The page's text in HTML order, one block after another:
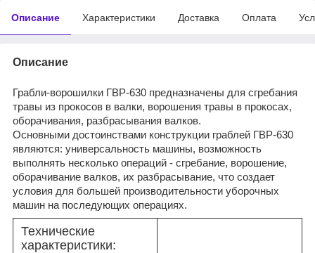
Описание Характеристики Доставка Оплата
Описание
Грабли-ворошилки ГВР-630 предназначены для сгребания
травы из прокосов в валки, ворошения травы в прокосах,
оборачивания, разбрасывания валков.
Основными достоинствами конструкции граблей ГВР-630
являются: универсальность машины, возможность
выполнять несколько операций - сгребание, ворошение,
оборачивание валков, их разбрасывание, что создает
условия для большей производительности уборочных
машин на последующих операциях.
Технические
характеристики: